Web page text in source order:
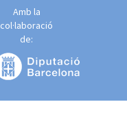
Amb la
col·laboració
de: